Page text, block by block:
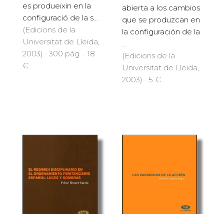
es produeixin en la
configuració de la s...
(Edicions de la
Universitat de Lleida,
2003) · 300 pàg. · 18
€
abierta a los cambios
que se produzcan en
la configuración de la
...
(Edicions de la
Universitat de Lleida,
2003) · 5 €